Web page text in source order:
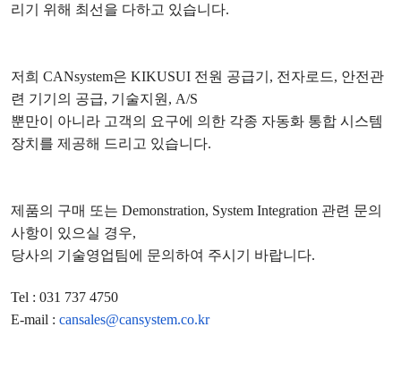
리기 위해 최선을 다하고 있습니다.
저희 CANsystem은 KIKUSUI 전원 공급기 , 전자로드, 안전관
련 기기의 공급, 기술지원 , A/S
뿐만이 아니라 고객의 요구에 의한 각종 자동화 통합 시스템
장치를 제공해 드리고 있습니다.
제품의 구매 또는 Demonstration, System Integration 관련 문의
사항이 있으실 경우,
당사의 기술영업팀에 문의하여 주시기 바랍니다.
Tel : 031 737 4750
E-mail : cansales@cansystem.co.kr